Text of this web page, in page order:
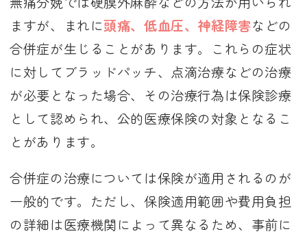
ますが、まれに頭痛、低血圧、神経障害などの
合併症が生じることがあります。これらの症状
に対してブラッドパッチ、点滴治療などの治療
が必要となった場合、その治療行為は保険診療
として認められ、公的医療保険の対象となるこ
とがあります。
合併症の治療については保険が適用されるのが
一般的です。ただし、保険適用範囲や費用負担
の詳細は医療機関によって異なるため、事前に